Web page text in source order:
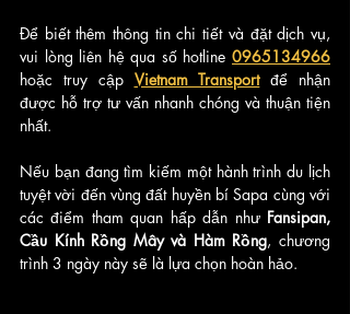
Để biết thêm thông tin chi tiết và đặt dịch vụ,
vui lòng liên hệ qua số hotline 0965134966
hoặc truy cập Vietnam Transport để nhận
được hỗ trợ tư vấn nhanh chóng và thuận tiện
nhất.
Nếu bạn đang tìm kiếm một hành trình du lịch
tuyệt vời đến vùng đất huyền bí Sapa cùng với
các điểm tham quan hấp dẫn như Fansipan,
Cầu Kính Rồng Mây và Hàm Rồng, chương
trình 3 ngày này sẽ là lựa chọn hoàn hảo.